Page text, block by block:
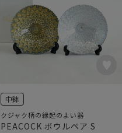
中鉢
クジャク柄の縁起のよい器
PEACOCK ボウルペア S